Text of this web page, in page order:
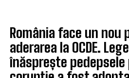
România face un nou
aderarea la OCDE.
înăsprește